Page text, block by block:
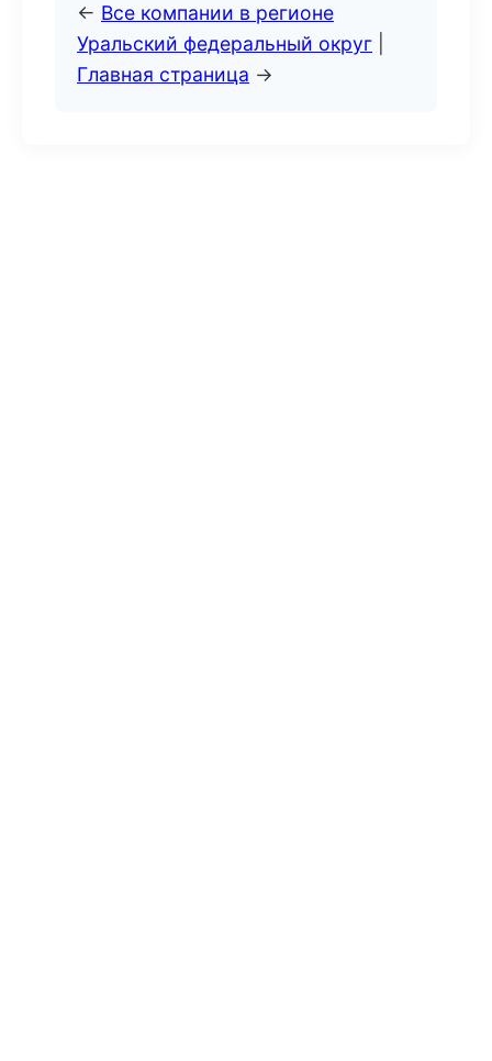
← Все компании в регионе
Уральский федеральный округ
Главная страница →